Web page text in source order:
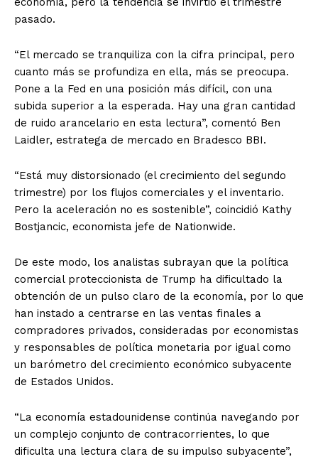
pasado.
“El mercado se tranquiliza con la cifra principal, pero
cuanto más se profundiza en ella, más se preocupa.
Pone a la Fed en una posición más difícil, con una
subida superior a la esperada. Hay una gran cantidad
de ruido arancelario en esta lectura”, comentó Ben
Laidler, estratega de mercado en Bradesco BBI.
“Está muy distorsionado (el crecimiento del segundo
trimestre) por los flujos comerciales y el inventario.
Pero la aceleración no es sostenible”, coincidió Kathy
Bostjancic, economista jefe de Nationwide.
De este modo, los analistas subrayan que la política
comercial proteccionista de Trump ha dificultado la
obtención de un pulso claro de la economía, por lo que
han instado a centrarse en las ventas finales a
compradores privados, consideradas por economistas
y responsables de política monetaria por igual como
un barómetro del crecimiento económico subyacente
de Estados Unidos.
“La economía estadounidense continúa navegando por
un complejo conjunto de contracorrientes, lo que
dificulta una lectura clara de su impulso subyacente”,